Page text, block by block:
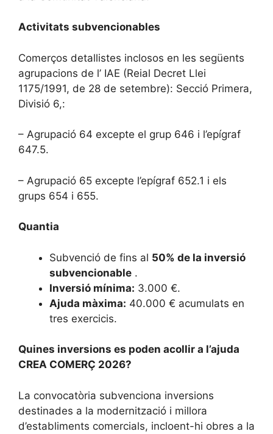
Activitats subvencionables
Comerços detallistes inclosos en les següents
agrupacions de l’ IAE (Reial Decret Llei
1175/1991, de 28 de setembre): Secció Primera,
Divisió 6,:
– Agrupació 64 excepte el grup 646 i l’epígraf
647.5.
– Agrupació 65 excepte l’epígraf 652.1 i els
grups 654 i 655.
Quantia
Subvenció de fins al 50% de la inversió
subvencionable .
Inversió mínima: 3.000 €.
Ajuda màxima: 40.000 € acumulats en
tres exercicis.
Quines inversions es poden acollir a l’ajuda
CREA COMERÇ 2026?
La convocatòria subvenciona inversions
destinades a la modernització i millora
d’establiments comercials, incloent-hi obres a la